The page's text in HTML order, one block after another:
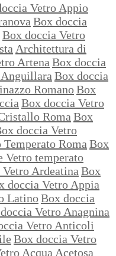
Vetro Appio
Box doccia
Box doccia Vetro
Architettura di
Artena Box doccia
Box doccia
RomanoBox
Box doccia Vetro
Roma Box
doccia Vetro
Roma Box
Vetro temperato
Ardeatina Box
doccia Vetro Appia
LatinoBox doccia
Vetro Anagnina
Vetro Anticoli
Box doccia Vetro
Acqua Acetosa